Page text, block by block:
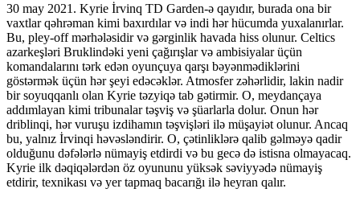
30 may 2021. Kyrie İrvinq TD Garden-ə qayıdır, burada ona bir
vaxtlar qəhrəman kimi baxırdılar və indi hər hücumda yuxalanırlar.
Bu, pley-off mərhələsidir və gərginlik havada hiss olunur. Celtics
azarkeşləri Bruklindəki yeni çağırışlar və ambisiyalar üçün
komandalarını tərk edən oyunçuya qarşı bəyənmədiklərini
göstərmək üçün hər şeyi edəcəklər. Atmosfer zəhərlidir, lakin nadir
bir soyuqqanlı olan Kyrie təzyiqə tab gətirmir. O, meydançaya
addımlayan kimi tribunalar təşviş və şüarlarla dolur. Onun hər
driblinqi, hər vuruşu izdihamın təşvişləri ilə müşayiət olunur. Ancaq
bu, yalnız İrvinqi həvəsləndirir. O, çətinliklərə qalib gəlməyə qadir
olduğunu dəfələrlə nümayiş etdirdi və bu gecə də istisna olmayacaq.
Kyrie ilk dəqiqələrdən öz oyununu yüksək səviyyədə nümayiş
etdirir, texnikası və yer tapmaq bacarığı ilə heyran qalır.